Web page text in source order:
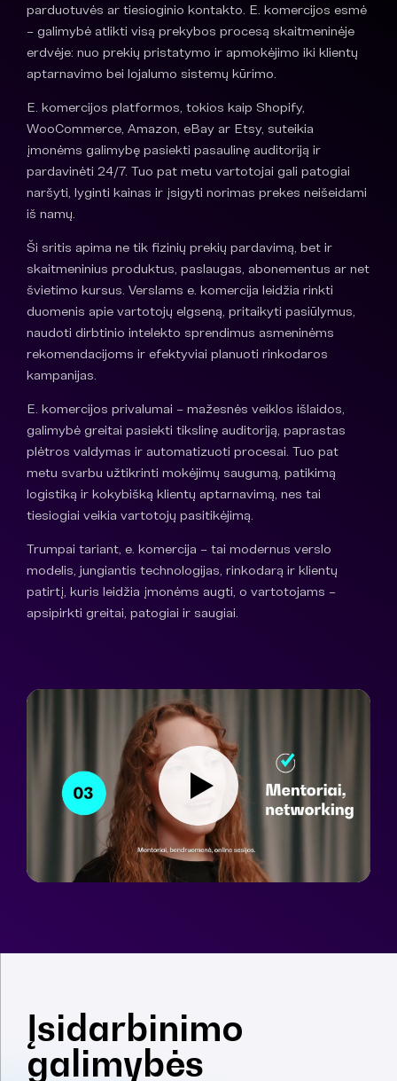
parduotuvės ar tiesioginio kontakto. E. komercijos esmė
– galimybė atlikti visą prekybos procesą skaitmeninėje
erdvėje: nuo prekių pristatymo ir apmokėjimo iki klientų
aptarnavimo bei lojalumo sistemų kūrimo.
E. komercijos platformos, tokios kaip Shopify,
WooCommerce, Amazon, eBay ar Etsy, suteikia
įmonėms galimybę pasiekti pasaulinę auditoriją ir
pardavinėti 24/7. Tuo pat metu vartotojai gali patogiai
naršyti, lyginti kainas ir įsigyti norimas prekes neišeidami
iš namų.
Ši sritis apima ne tik fizinių prekių pardavimą, bet ir
skaitmeninius produktus, paslaugas, abonementus ar net
švietimo kursus. Verslams e. komercija leidžia rinkti
duomenis apie vartotojų elgseną, pritaikyti pasiūlymus,
naudoti dirbtinio intelekto sprendimus asmeninėms
rekomendacijoms ir efektyviai planuoti rinkodaros
kampanijas.
E. komercijos privalumai – mažesnės veiklos išlaidos,
galimybė greitai pasiekti tikslinę auditoriją, paprastas
plėtros valdymas ir automatizuoti procesai. Tuo pat
metu svarbu užtikrinti mokėjimų saugumą, patikimą
logistiką ir kokybišką klientų aptarnavimą, nes tai
tiesiogiai veikia vartotojų pasitikėjimą.
Trumpai tariant, e. komercija – tai modernus verslo
modelis, jungiantis technologijas, rinkodarą ir klientų
patirtį, kuris leidžia įmonėms augti, o vartotojams –
apsipirkti greitai, patogiai ir saugiai.
Įsidarbinimo
galimybės